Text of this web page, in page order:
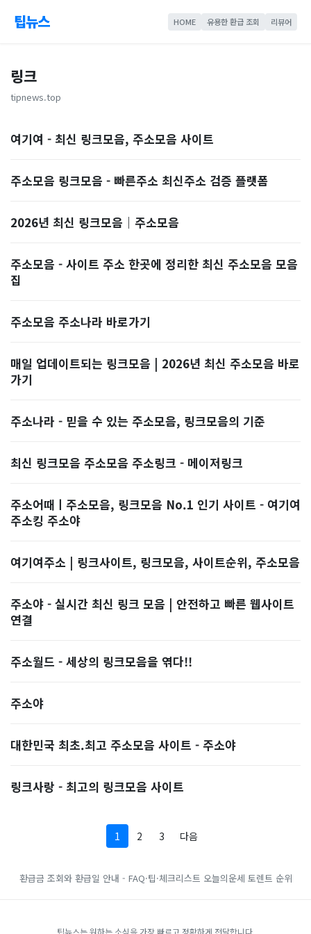
팁뉴스 HOME 유용한 환급 조회 리뷰어
링크
tipnews.top
여기여 - 최신 링크모음, 주소모음 사이트
주소모음 링크모음 - 빠른주소 최신주소 검증 플랫폼
2026년 최신 링크모음｜주소모음
주소모음 - 사이트 주소 한곳에 정리한 최신 주소모음 모음
집
주소모음 주소나라 바로가기
매일 업데이트되는 링크모음 | 2026년 최신 주소모음 바로
가기
주소나라 - 믿을 수 있는 주소모음, 링크모음의 기준
최신 링크모음 주소모음 주소링크 - 메이저링크
주소어때ㅣ주소모음, 링크모음 No.1 인기 사이트 - 여기여
주소킹 주소야
여기여주소 | 링크사이트, 링크모음, 사이트순위, 주소모음
주소야 - 실시간 최신 링크 모음 | 안전하고 빠른 웹사이트
연결
주소월드 - 세상의 링크모음을 엮다!!
주소야
대한민국 최초.최고 주소모음 사이트 - 주소야
링크사랑 - 최고의 링크모음 사이트
1 2 3 다음
환급금 조회와 환급일 안내 - FAQ·팁·체크리스트 오늘의운세 토렌트 순위
팁뉴스는 원하는 소식을 가장 빠르고 정확하게 전달합니다.